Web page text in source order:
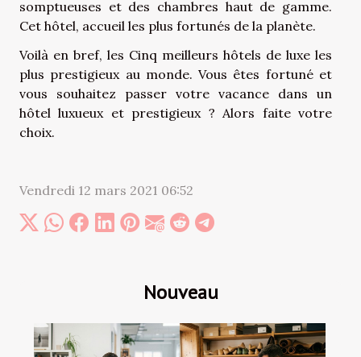
somptueuses et des chambres haut de gamme.
Cet hôtel, accueil les plus fortunés de la planète.
Voilà en bref, les Cinq meilleurs hôtels de luxe les
plus prestigieux au monde. Vous êtes fortuné et
vous souhaitez passer votre vacance dans un
hôtel luxueux et prestigieux ? Alors faite votre
choix.
Vendredi 12 mars 2021 06:52
Nouveau